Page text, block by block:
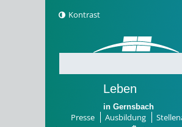
Kontrast
Presse Ausbildung
Leben
in Gernsbach